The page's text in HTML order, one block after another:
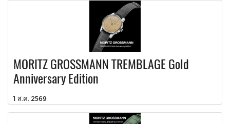
MORITZ GROSSMANN TREMBLAGE Gold
Anniversary Edition
1 ส.ค. 2569